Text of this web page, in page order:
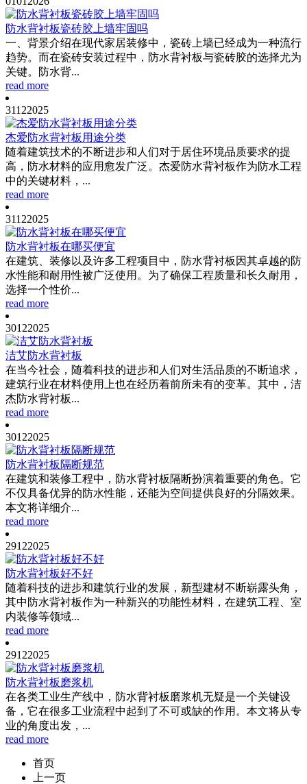
防水背衬板瓷砖胶上墙牢固吗
一、背景介绍在现代家居装修中，瓷砖上墙已经成为一种流行
趋势。而在瓷砖安装过程中，防水背衬板与瓷砖胶的选择尤为
关键。防水背...
read more
31122025
杰爱防水背衬板用途分类
随着建筑技术的不断进步和人们对于居住环境品质要求的提
高，防水材料的应用愈发广泛。杰爱防水背衬板作为防水工程
中的关键材料，...
read more
31122025
防水背衬板在哪买便宜
在建筑、装修以及许多工程项目中，防水背衬板因其卓越的防
水性能和耐用性被广泛使用。为了确保工程质量和长久耐用，
选择一个性价...
read more
30122025
洁艾防水背衬板
在当今社会，随着科技的进步和人们对生活品质的不断追求，
建筑行业在材料使用上也在经历着前所未有的变革。其中，洁
杰防水背衬板...
read more
30122025
防水背衬板隔断规范
在建筑和装修工程中，防水背衬板隔断扮演着重要的角色。它
不仅具备优异的防水性能，还能为空间提供良好的分隔效果。
本文将详细介...
read more
29122025
防水背衬板好不好
随着科技的进步和建筑行业的发展，新型建材不断崭露头角，
其中防水背衬板作为一种新兴的功能性材料，在建筑工程、室
内装修等领域...
read more
29122025
防水背衬板磨浆机
在各类工业生产线中，防水背衬板磨浆机无疑是一个关键设
备，它在很多工业流程中起到了不可或缺的作用。本文将从专
业的角度出发，...
read more
首页
上一页